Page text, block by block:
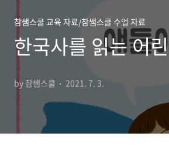
참쌤스쿨 교육 자료/참쌤스쿨 수업 자료
한국사를 읽는 어
by 참쌤스쿨 2021. 7. 3.